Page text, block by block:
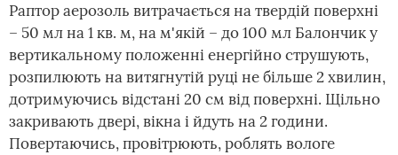
Раптор аерозоль витрачається на твердій поверхні
– 50 мл на 1 кв. м, на м'якій – до 100 мл Балончик у
вертикальному положенні енергійно струшують,
розпилюють на витягнутій руці не більше 2 хвилин,
дотримуючись відстані 20 см від поверхні. Щільно
закривають двері, вікна і йдуть на 2 години.
Повертаючись, провітрюють, роблять вологе